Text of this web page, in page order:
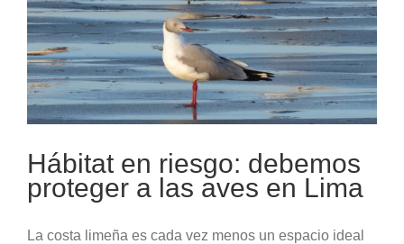
Ver
imagen
más
grande
Hábitat en riesgo: debemos
proteger a las aves en Lima
La costa limeña es cada vez menos un espacio ideal